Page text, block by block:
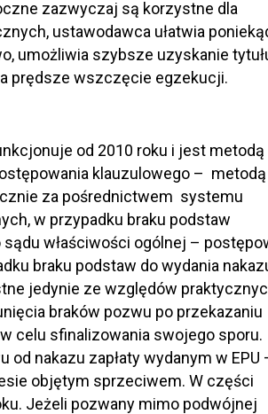
zazwyczaj są korzystne dla
ustawodawca ułatwia
umożliwia szybsze uzyskanie
prędsze wszczęcie egzekucji.
od 2010 roku i jest metodą
klauzulowego – metodą
za pośrednictwem systemu
w przypadku braku podstaw
sądu właściwości ogólnej –
braku podstaw do wydania
jedynie ze względów
braków pozwu po przekazaniu
celu sfinalizowania swojego sporu.
nakazu zapłaty wydanym w EPU
objętym sprzeciwem. W części
Jeżeli pozwany mimo podwójnej